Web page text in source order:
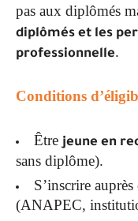
pas aux diplômés
diplômés et les
professionnelle.
Conditions
Être jeune en
sans diplôme).
S’inscrire
(ANAPEC,